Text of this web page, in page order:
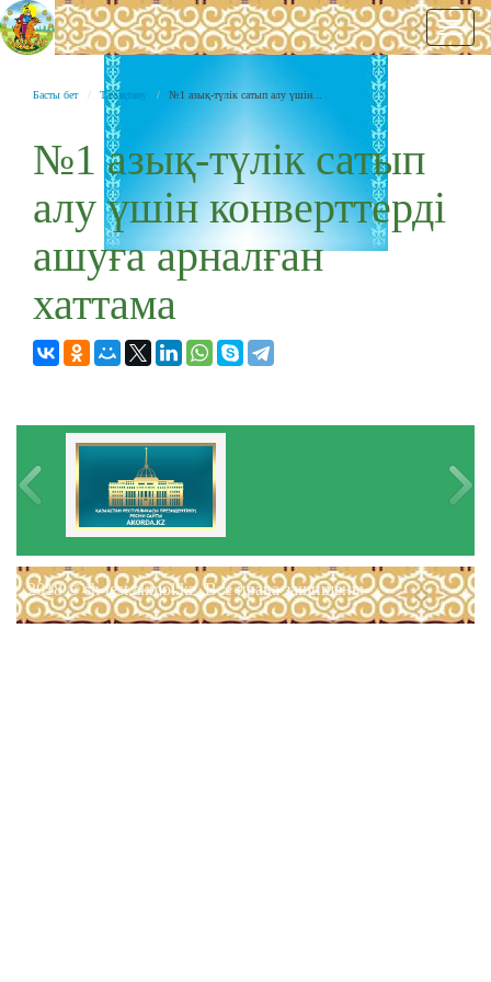
Басты бет Тамақтану №1 азық-түлік сатып алу үшін...
№1 азық-түлік сатып
алу үшін конверттерді
ашуға арналған
хаттама
2018 © sh-test.akmol.kz. Все права защищены